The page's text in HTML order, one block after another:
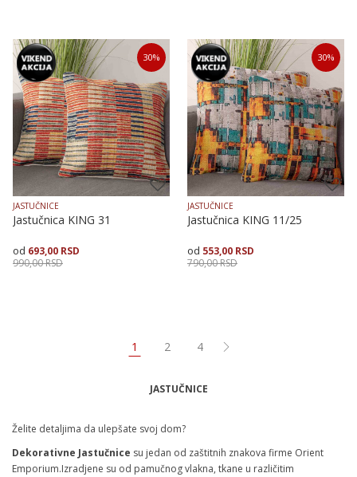
Veličina
40X40 50X50
Dodaj u korpu Veličina
40X40 50X50
Dodaj u korpu
30%
JASTUČNICE
Jastučnica KING 31
693,00 RSD
990,00RSD
30%
JASTUČNICE
Jastučnica KING 11/25
553,00 RSD
790,00RSD
40X40
1 2 4
JASTUČNICE
Želite detaljima da ulepšate svoj dom?
Dekorativne Jastučnice su jedan od zaštitnih znakova firme Orient
Emporium.Izradjene su od pamučnog vlakna, tkane u različitim